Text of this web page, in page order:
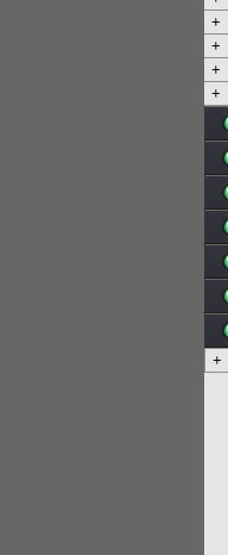
+
+
+
+
+